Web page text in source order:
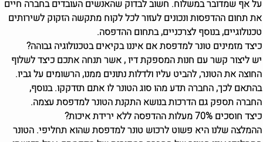
על אף שמדובר במשלוח. חשוב לבדוק שהאנשים העובדים בחברה חיים
את תחום ההדפסות ונכונים לעזור לכל לקוח מתקשה הזקוק לשירותים
טכנולוגיים, בנוסף לצרכניים, בתחום ההדפסה.
כיצד מזמינים טונר למדפסת אם איננו בקיאים בטכנולוגיה גבוהה?
יש ליצור קשר עם חנות המספקת דיו , אשר תנחה אתכם כיצד לשלוף
החוצה את הטונר, להביט עליו ולדלות נתונים ממנו, הרשומים על גביו.
בהתאם לכך, החברה תדע מהו סוג הטונר לו אתם תזדקקו. בנוסף,
החברה תספק גם הדרכות בנושא התקנת הטונר למדפסת עצמה.
כיצד חוסכים 70% מעלות ההדפסה ללא ירידת איכות?
ההמלצה שלנו היא פשוט לרכוש טונר למדפסת שהוא תחליפי. הטונר